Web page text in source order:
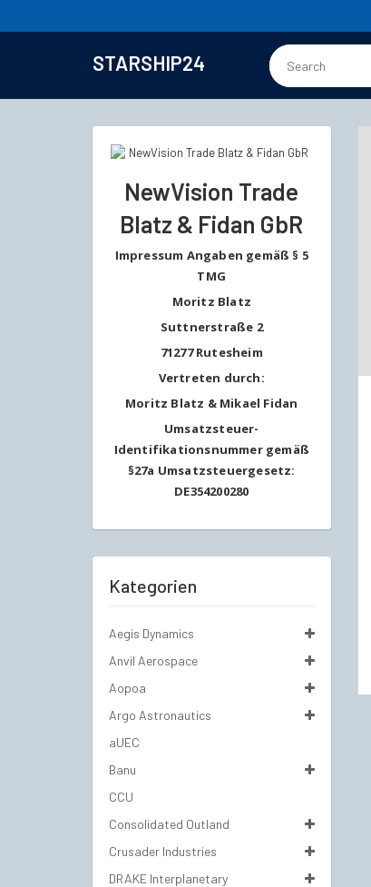
STARSHIP24
NewVision Trade
Blatz & Fidan GbR
Impressum Angaben gemäß § 5
TMG
Moritz Blatz
Suttnerstraße 2
71277 Rutesheim
Vertreten durch:
Moritz Blatz & Mikael Fidan
Umsatzsteuer-
Identifikationsnummer gemäß
§27a Umsatzsteuergesetz:
DE354200280
Kategorien
Aegis Dynamics
Anvil Aerospace
Aopoa
Argo Astronautics
aUEC
Banu
CCU
Consolidated Outland
Crusader Industries
DRAKE Interplanetary